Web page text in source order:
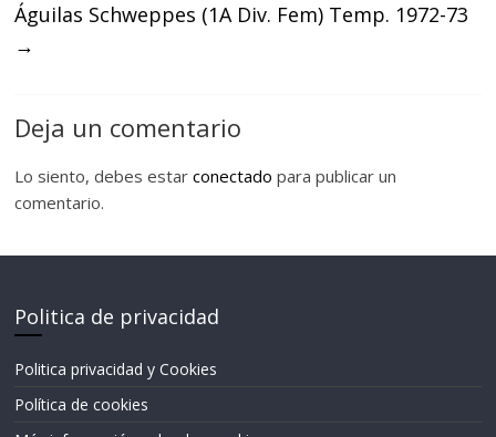
Águilas Schweppes (1A Div. Fem) Temp. 1972-73
→
Deja un comentario
Lo siento, debes estarconectado para publicar un
comentario.
Politica de privacidad
Politica privacidad y Cookies
Política de cookies